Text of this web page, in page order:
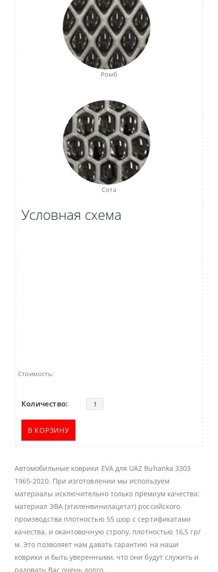
Ромб
Сота
Условная схема
Стоимость:
В КОРЗИНУ
Автомобильные коврики EVA для UAZ Buhanka 3303
1965-2020. При изготовлении мы используем
материалы исключительно только премиум качества:
материал ЭВА (этиленвинилацетат) российского
производства плотностью 55 шор с сертификатами
качества, и окантовочную стропу, плотностью 16,5 гр/
м. Это позволяет нам давать гарантию на наши
коврики и быть уверенными, что они будут служить и
радовать Вас очень долго.